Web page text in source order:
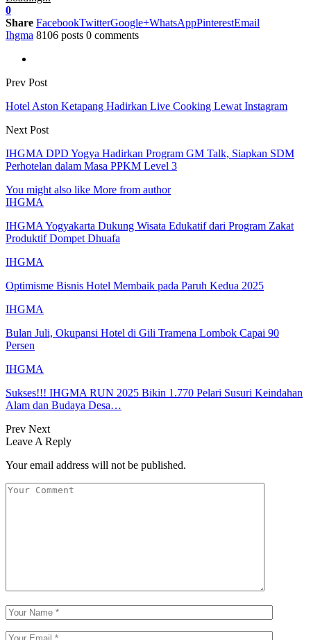
0
Share FacebookTwitterGoogle+WhatsAppPinterestEmail
Ihgma 8106 posts 0 comments
Prev Post
Hotel Aston Ketapang Hadirkan Live Cooking Lewat Instagram
Next Post
IHGMA DPD Yogya Hadirkan Program GM Talk, Siapkan SDM
Perhotelan dalam Masa PPKM Level 3
You might also like More from author
IHGMA
IHGMA Yogyakarta Dukung Wisata Edukatif dari Program Zakat
Produktif Dompet Dhuafa
IHGMA
Optimisme Bisnis Hotel Membaik pada Paruh Kedua 2025
IHGMA
Bulan Juli, Okupansi Hotel di Gili Tramena Lombok Capai 90
Persen
IHGMA
Sukses!!! IHGMA RUN 2025 Bikin 1.770 Pelari Susuri Keindahan
Alam dan Budaya Desa…
Prev Next
Leave A Reply
Your email address will not be published.